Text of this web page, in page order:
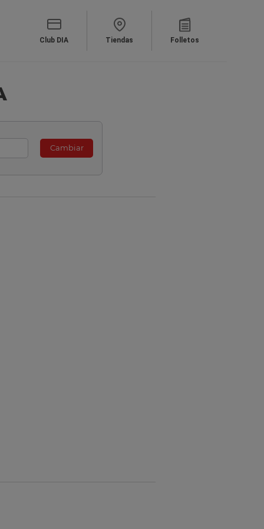
Club DIA Tiendas Folletos
Cambiar